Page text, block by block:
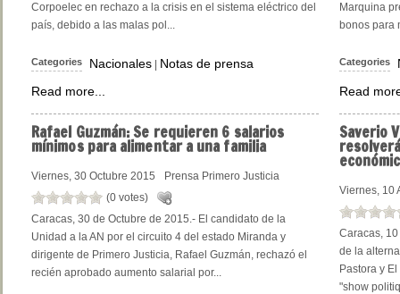
Corpoelec en rechazo a la crisis en el sistema eléctrico del
país, debido a las malas pol...
Categories Nacionales
Notas de prensa
Read more...
Marquina
bonos para
Categories
Read
Rafael Guzmán: Se requieren 6 salarios
mínimos para alimentar a una familia
Viernes, 30 Octubre 2015
Prensa Primero Justicia
(0 votes)
Caracas, 30 de Octubre de 2015.- El candidato de la
Unidad a la AN por el circuito 4 del estado Miranda y
dirigente de Primero Justicia, Rafael Guzmán, rechazó el
recién aprobado aumento salarial por...
Saverio
Viernes, 10
Caracas,
de la
Pastora y
"show